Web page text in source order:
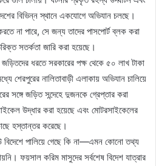
বিভিন্ন স্থানে একযোগে অভিযান চলছে।
না পারে, সে জন্য তাদের পাসপোর্ট ব্লক করা
সতর্কতা জারি করা হয়েছে।
ধরতে সরকারের পক্ষ থেকে ৫০ লাখ টাকা
শেরপুরের নালিতাবাড়ী এলাকায় অভিযান চালিয়ে
সঙ্গে জড়িত সন্দেহে দুজনকে গ্রেপ্তার করা
উদ্ধার করা হয়েছে এবং মোটরসাইকেলের
হস্তান্তর করেছে।
পালিয়ে গেছে কি না—এমন কোনো তথ্য
ফয়সাল করিম মাসুদের সর্বশেষ বিদেশ যাত্রার